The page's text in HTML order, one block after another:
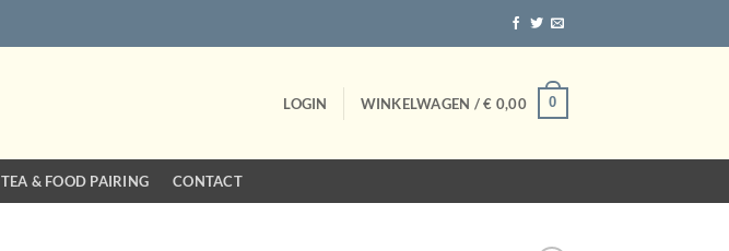
LOGIN WINKELWAGEN /€ 0,00 0
TEA & FOOD PAIRING CONTACT